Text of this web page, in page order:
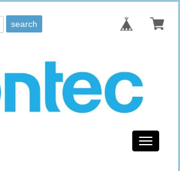
search
Toggle